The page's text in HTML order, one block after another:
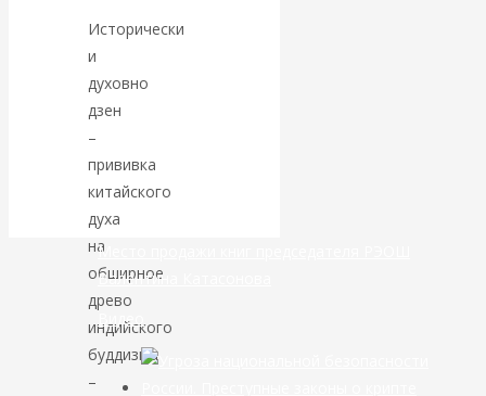
провалилась, но
маршруты в
небе никуда не
делись
Исторически
и
духовно
дзен
–
прививка
китайского
духа
на
обширное
древо
индийского
буддизма
–
Место продажи книг председателя РЭОШ
Валентина Катасонова
Видео